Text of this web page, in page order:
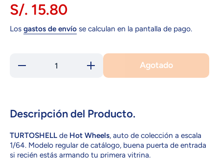
S/. 15.80
Los gastos de envío se calculan en la pantalla de pago.
cantidad para
Aumentar
cantidad para
HCT59
Agotado
Descripción del Producto.
TURTOSHELL de Hot Wheels, auto de colección a escala
1/64. Modelo regular de catálogo, buena puerta de entrada
si recién estás armando tu primera vitrina.